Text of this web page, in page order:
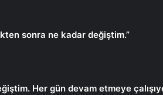
sonra ne kadar değiştim.”
Her gün devam etmeye